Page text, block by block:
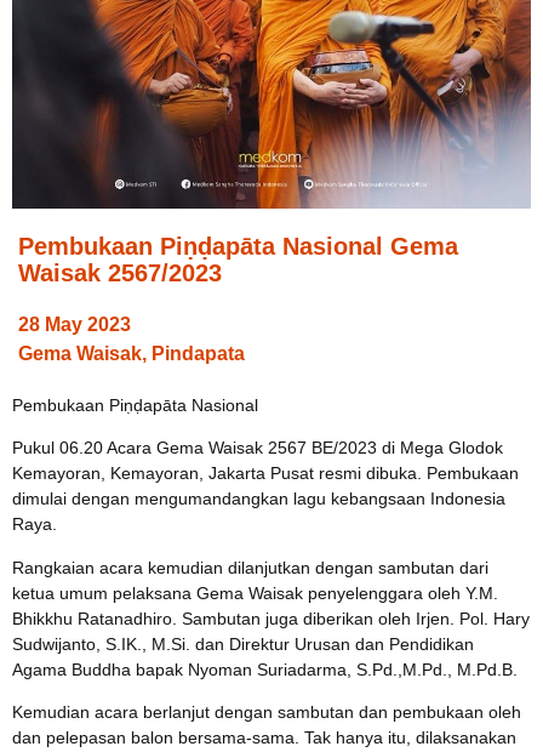
Pembukaan Piṇḍapāta Nasional Gema
Waisak 2567/2023
28 May 2023
Gema Waisak, Pindapata
Pembukaan Piṇḍapāta Nasional
Pukul 06.20 Acara Gema Waisak 2567 BE/2023 di Mega Glodok
Kemayoran, Kemayoran, Jakarta Pusat resmi dibuka. Pembukaan
dimulai dengan mengumandangkan lagu kebangsaan Indonesia
Raya.
Rangkaian acara kemudian dilanjutkan dengan sambutan dari
ketua umum pelaksana Gema Waisak penyelenggara oleh Y.M.
Bhikkhu Ratanadhiro. Sambutan juga diberikan oleh Irjen. Pol. Hary
Sudwijanto, S.IK., M.Si. dan Direktur Urusan dan Pendidikan
Agama Buddha bapak Nyoman Suriadarma, S.Pd.,M.Pd., M.Pd.B.
Kemudian acara berlanjut dengan sambutan dan pembukaan oleh
dan pelepasan balon bersama-sama. Tak hanya itu, dilaksanakan